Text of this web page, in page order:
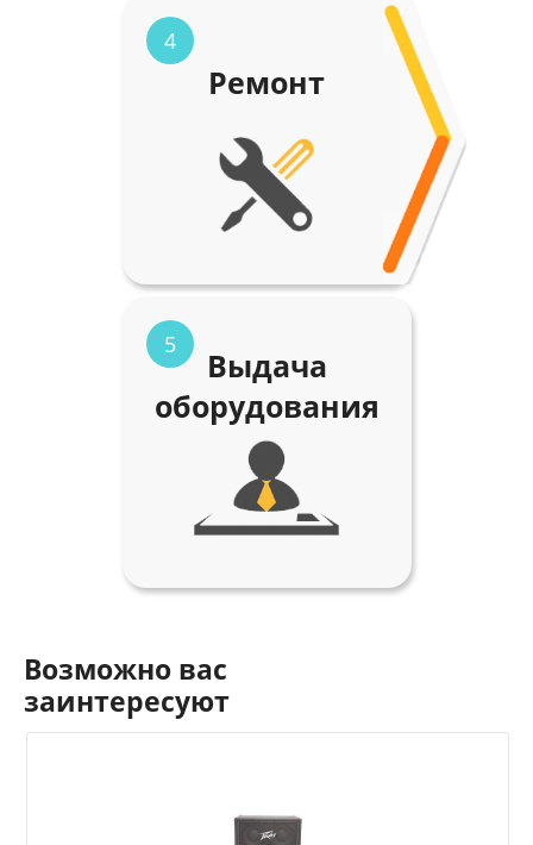
4
Ремонт
5
Выдача
оборудования
Возможно вас
заинтересуют